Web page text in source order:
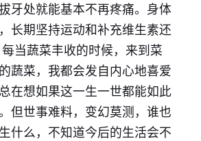
牙处就能基本不再疼痛。身体
长期坚持运动和补充维生素还
当蔬菜丰收的时候，来到菜
蔬菜，我都会发自内心地喜爱
在想如果这一生一世都能如此
但世事难料，变幻莫测，谁也
什么，不知道今后的生活会不